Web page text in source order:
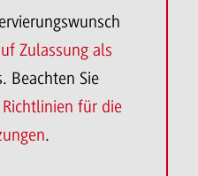
Zulassung als
Beachten Sie
Richtlinien für die
.